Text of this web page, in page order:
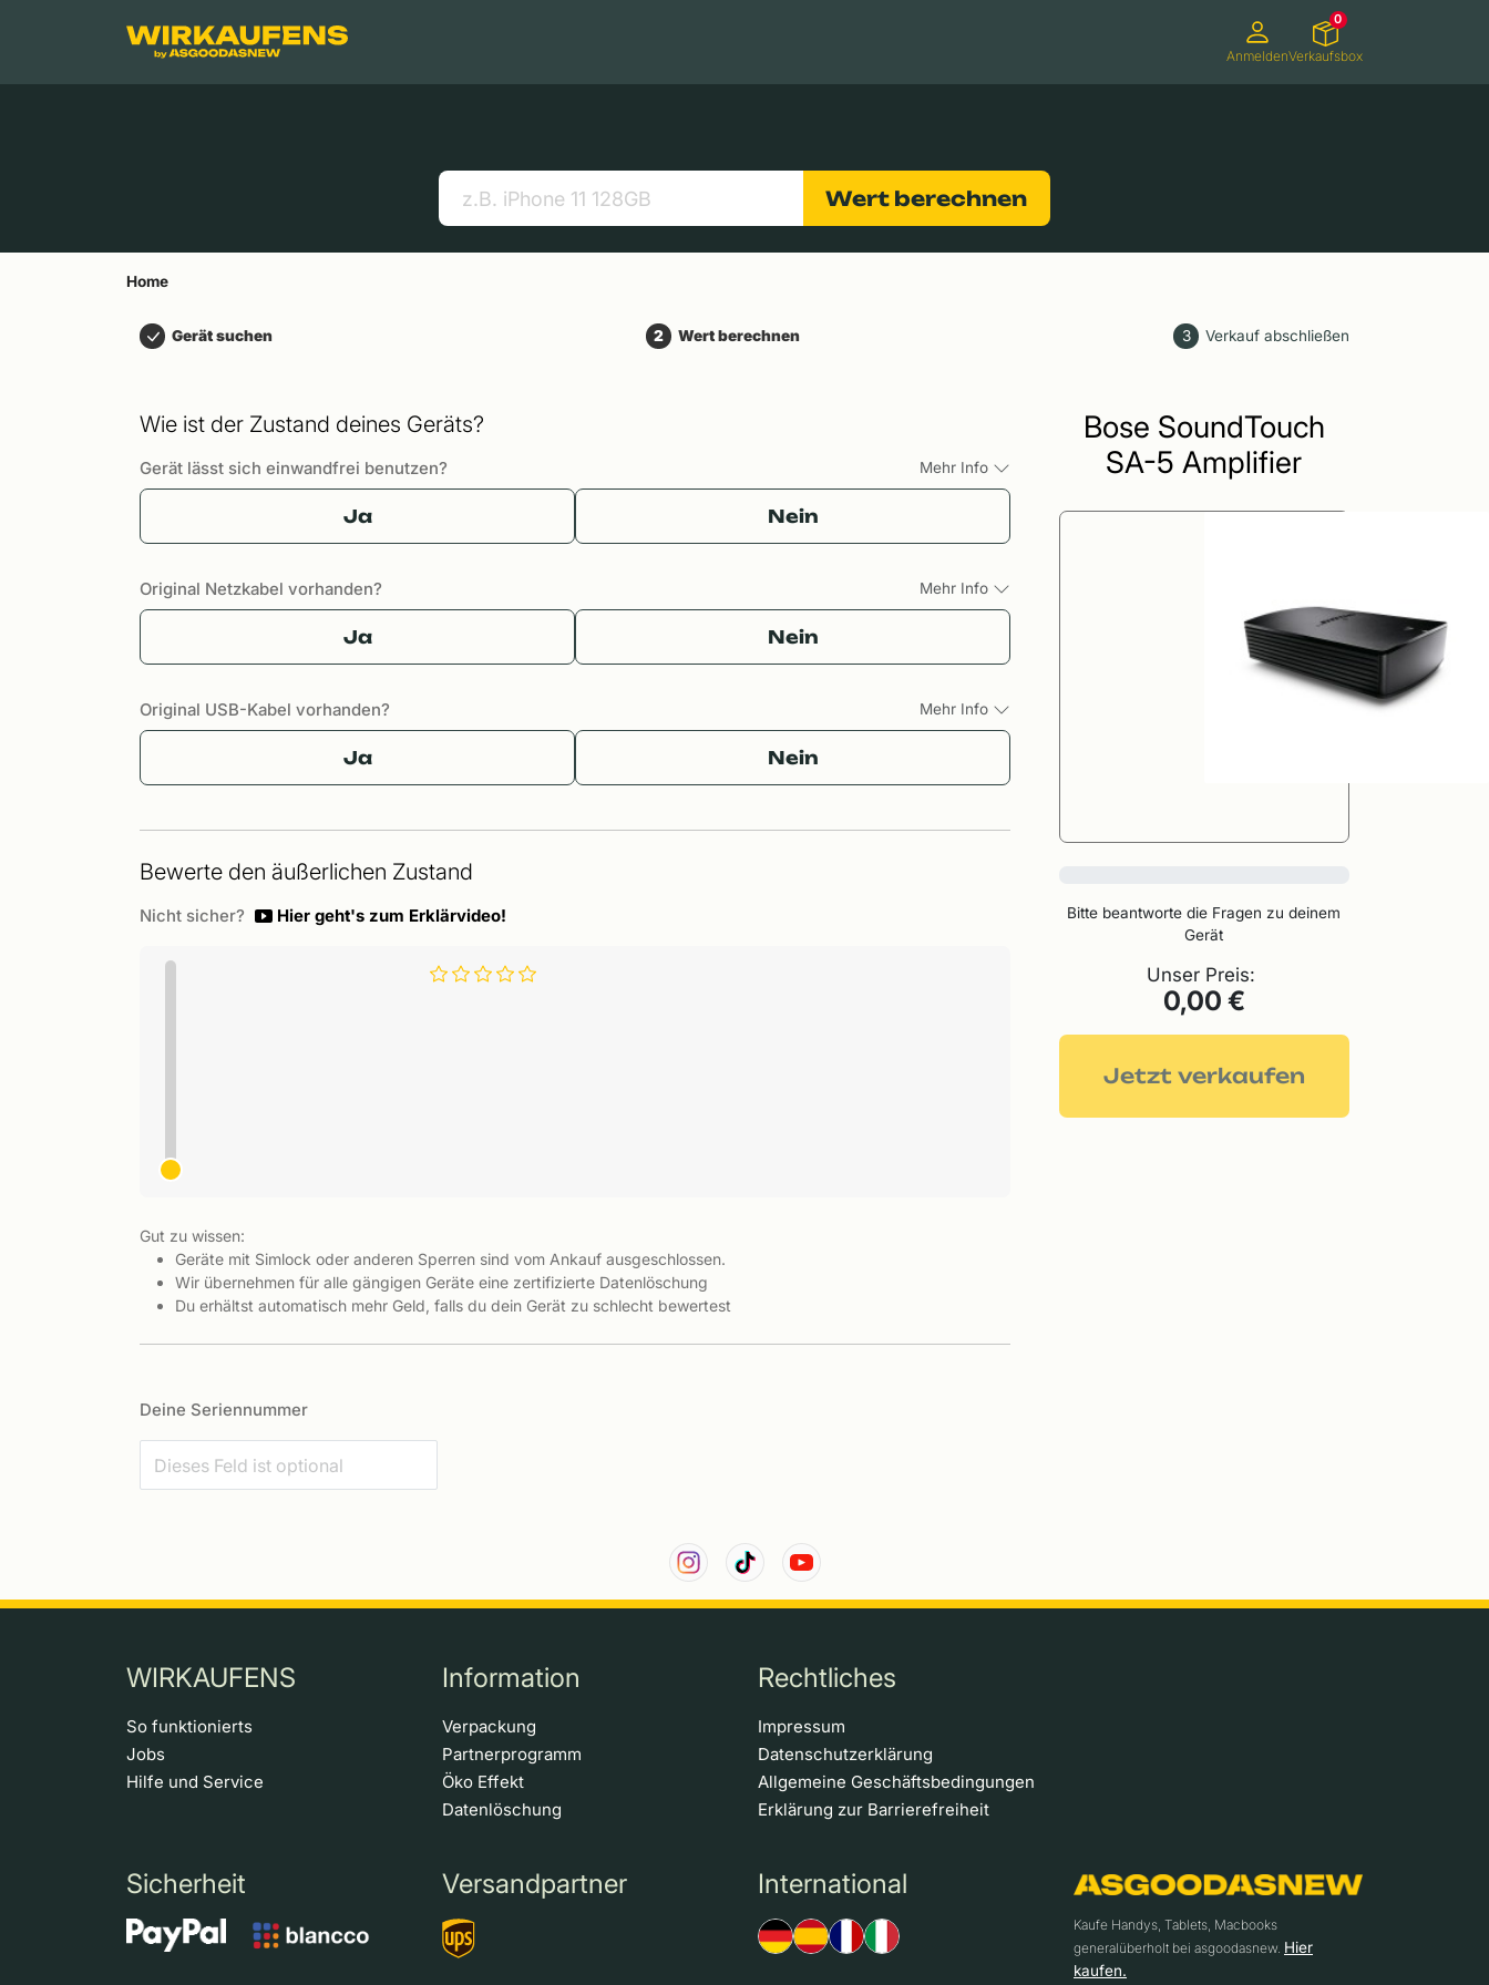
AnmeldenVerkaufsbox
0
Wert berechnen
Home
Gerät suchen 2 Wert berechnen 3 Verkauf abschließen
Wie ist der Zustand deines Geräts?
Gerät lässt sich einwandfrei benutzen? Mehr Info
Ja Nein
Original Netzkabel vorhanden? Mehr Info
Ja Nein
Original USB-Kabel vorhanden? Mehr Info
Ja Nein
Bewerte den äußerlichen Zustand
Nicht sicher? Hier geht's zum Erklärvideo!
Gut zu wissen:
Geräte mit Simlock oder anderen Sperren sind vom Ankauf ausgeschlossen.
Wir übernehmen für alle gängigen Geräte eine zertifizierte Datenlöschung
Du erhältst automatisch mehr Geld, falls du dein Gerät zu schlecht bewertest
Deine Seriennummer
Bose SoundTouch
SA-5 Amplifier
Bitte beantworte die Fragen zu deinem
Gerät
Unser Preis:
0,00 €
Jetzt verkaufen
WIRKAUFENS
So funktionierts
Jobs
Hilfe und Service
Information
Verpackung
Partnerprogramm
Öko Effekt
Datenlöschung
Rechtliches
Impressum
Datenschutzerklärung
Allgemeine Geschäftsbedingungen
Erklärung zur Barrierefreiheit
Sicherheit Versandpartner International
Kaufe Handys, Tablets, Macbooks
generalüberholt bei asgoodasnew. Hier
kaufen.